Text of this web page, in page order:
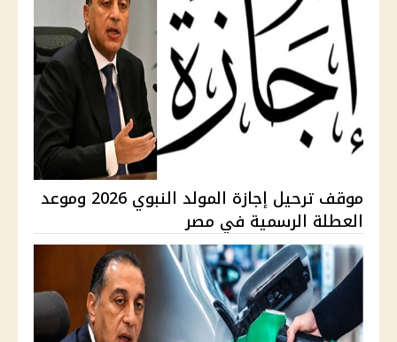
موقف ترحيل إجازة المولد النبوي 2026 وموعد
العطلة الرسمية في مصر